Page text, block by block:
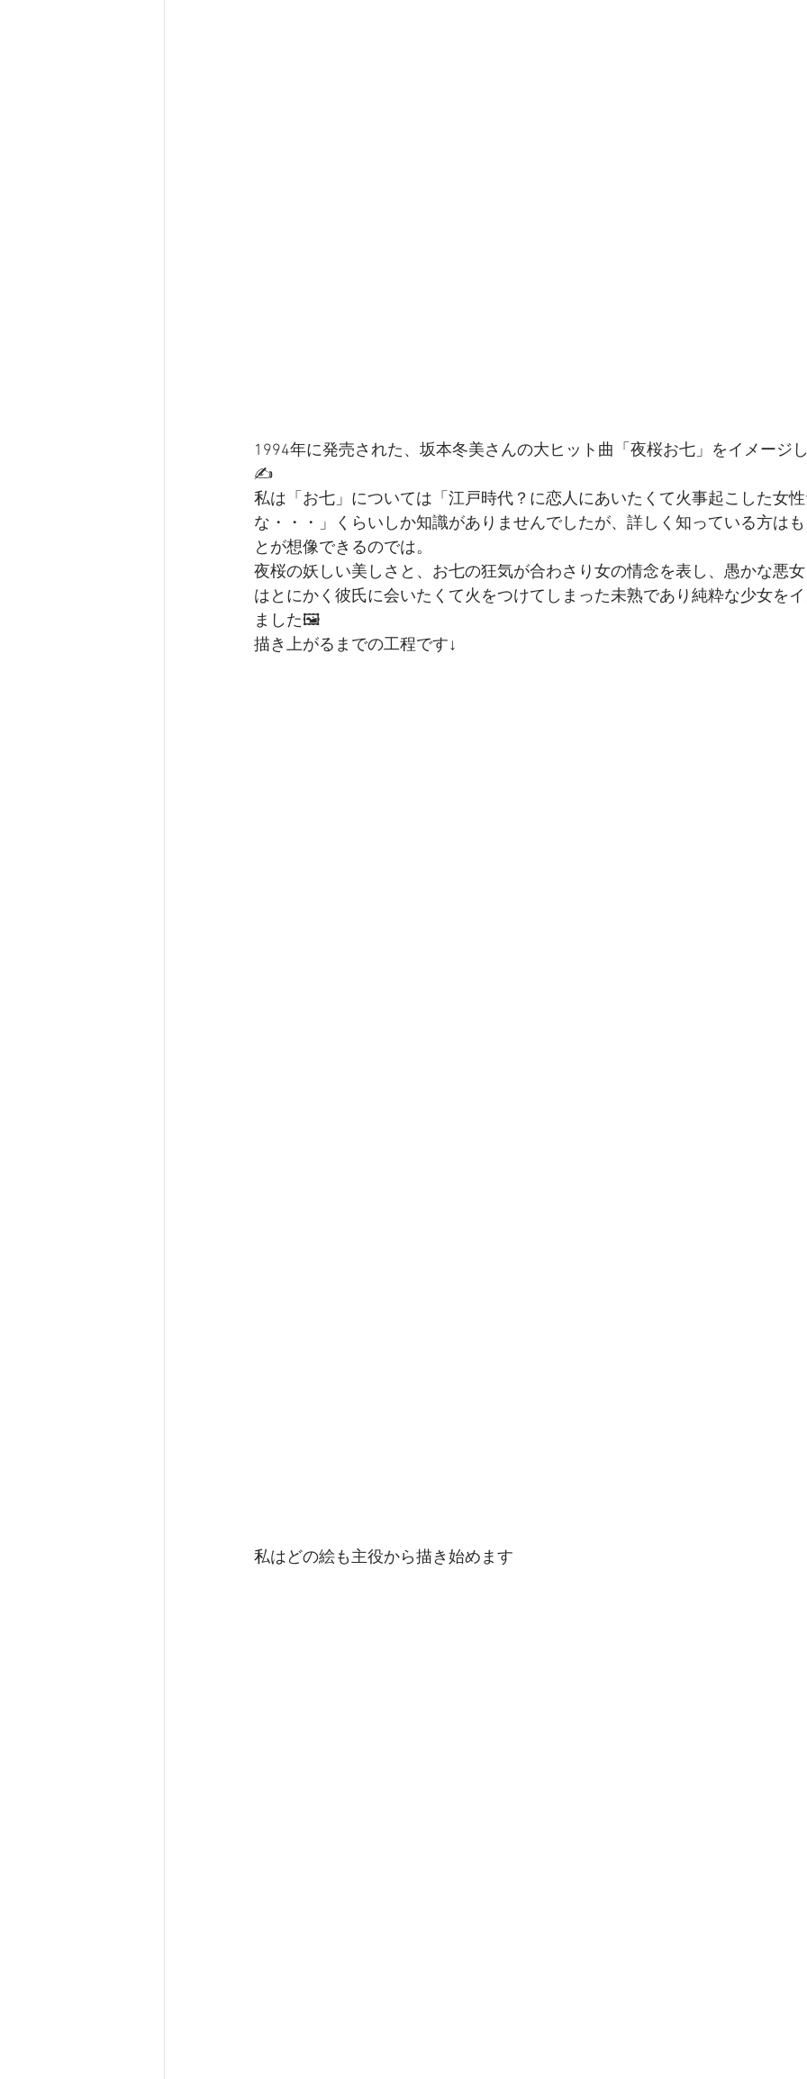
1994年に発売された、坂本冬美さんの大ヒット曲「夜桜お七」をイメージ
✍️
私は「お七」については「江戸時代？に恋人にあいたくて火事起こした女
な・・・」くらいしか知識がありませんでしたが、詳しく知っている方は
とが想像できるのでは。
夜桜の妖しい美しさと、お七の狂気が合わさり女の情念を表し、愚かな悪
はとにかく彼氏に会いたくて火をつけてしまった未熟であり純粋な少女を
ました🖼️
描き上がるまでの工程です↓
私はどの絵も主役から描き始めます